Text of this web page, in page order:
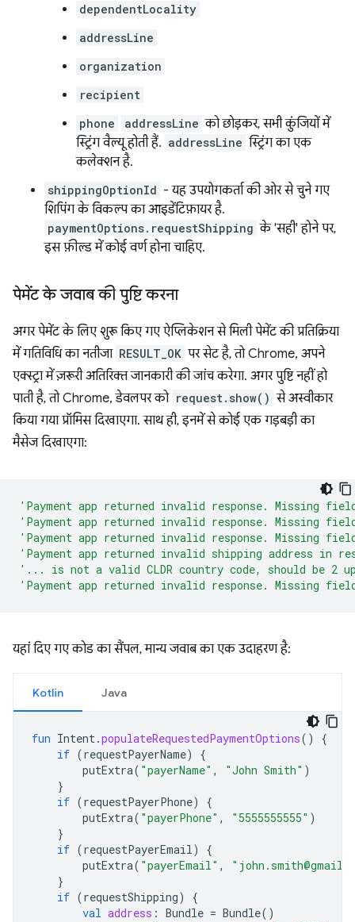
dependentLocality
addressLine
organization
recipient
phone
addressLine को छोड़कर, सभी कुंजियों में
स्ट्रिंग वैल्यू होती हैं. addressLine स्ट्रिंग का एक
कलेक्शन है.
shippingOptionId - यह उपयोगकर्ता की ओर से चुने गए
शिपिंग के विकल्प का आइडेंटिफ़ायर है.
paymentOptions.requestShipping के 'सही' होने पर,
इस फ़ील्ड में कोई वर्ण होना चाहिए.
पेमेंट के जवाब की पुष्टि करना
अगर पेमेंट के लिए शुरू किए गए ऐप्लिकेशन से मिली पेमेंट की प्रतिक्रिया
में गतिविधि का नतीजा RESULT_OK पर सेट है, तो Chrome, अपने
एक्स्ट्रा में ज़रूरी अतिरिक्त जानकारी की जांच करेगा. अगर पुष्टि नहीं हो
पाती है, तो Chrome, डेवलपर को request.show() से अस्वीकार
किया गया प्रॉमिस दिखाएगा. साथ ही, इनमें से कोई एक गड़बड़ी का
मैसेज दिखाएगा:
'Payment app returned invalid response. Missing
'Payment app returned invalid response. Missing
'Payment app returned invalid response. Missing
'Payment app returned invalid shipping address in
'... is not a valid CLDR country code, should be 2
'Payment app returned invalid response. Missing
यहां दिए गए कोड का सैंपल, मान्य जवाब का एक उदाहरण है:
Kotlin Java
fun Intent.populateRequestedPaymentOptions()
{
if (requestPayerName)
{
putExtra( "payerName" , "John Smith" )
}
if (requestPayerPhone)
{
putExtra( "payerPhone" , "5555555555" )
}
if (requestPayerEmail)
{
putExtra( "payerEmail" ,
}
if (requestShipping)
{
val address : Bundle = Bundle()